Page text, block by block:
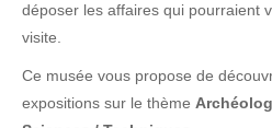
déposer les affaires qui pourraient
visite.
Ce musée vous propose de
expositions sur le thème